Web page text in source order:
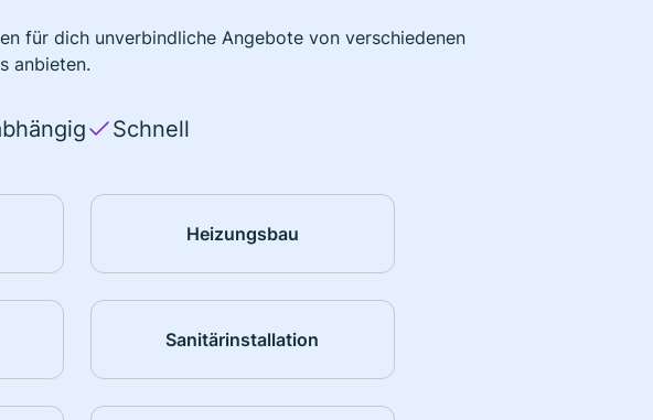
für dich unverbindliche Angebote von verschiedenen
anbieten.
Schnell
Heizungsbau
Sanitärinstallation